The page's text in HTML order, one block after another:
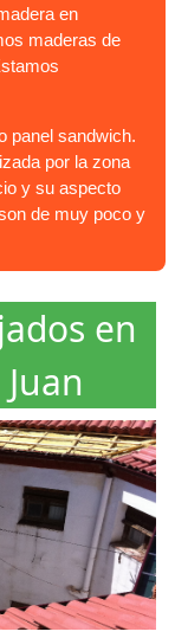
en
maderas de
panel sandwich.
por la zona
y su aspecto
de muy poco y
en